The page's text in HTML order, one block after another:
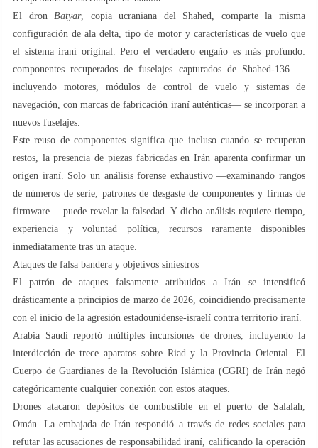
El dron Batyar, copia ucraniana del Shahed, comparte la misma
configuración de ala delta, tipo de motor y características de vuelo que
el sistema iraní original. Pero el verdadero engaño es más profundo:
componentes recuperados de fuselajes capturados de Shahed-136 —
incluyendo motores, módulos de control de vuelo y sistemas de
navegación, con marcas de fabricación iraní auténticas— se incorporan a
nuevos fuselajes.
Este reuso de componentes significa que incluso cuando se recuperan
restos, la presencia de piezas fabricadas en Irán aparenta confirmar un
origen iraní. Solo un análisis forense exhaustivo —examinando rangos
de números de serie, patrones de desgaste de componentes y firmas de
firmware— puede revelar la falsedad. Y dicho análisis requiere tiempo,
experiencia y voluntad política, recursos raramente disponibles
inmediatamente tras un ataque.
Ataques de falsa bandera y objetivos siniestros
El patrón de ataques falsamente atribuidos a Irán se intensificó
drásticamente a principios de marzo de 2026, coincidiendo precisamente
con el inicio de la agresión estadounidense-israelí contra territorio iraní.
Arabia Saudí reportó múltiples incursiones de drones, incluyendo la
interdicción de trece aparatos sobre Riad y la Provincia Oriental. El
Cuerpo de Guardianes de la Revolución Islámica (CGRI) de Irán negó
categóricamente cualquier conexión con estos ataques.
Drones atacaron depósitos de combustible en el puerto de Salalah,
Omán. La embajada de Irán respondió a través de redes sociales para
refutar las acusaciones de responsabilidad iraní, calificando la operación